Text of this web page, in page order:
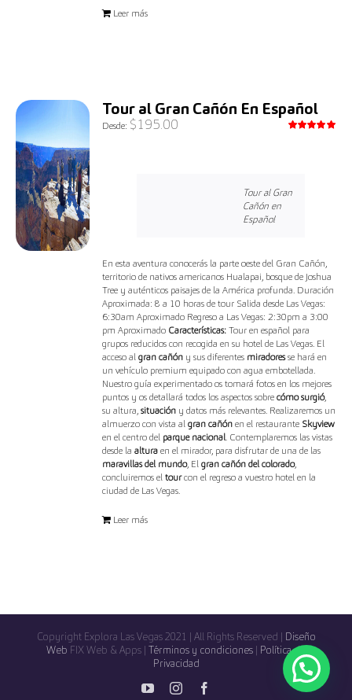
Leer más
Tour al Gran Cañón En Español
Desde: $195.00
Tour al Gran
Cañón en
Español
En esta aventura conocerás la parte oeste del Gran Cañón,
territorio de nativos americanos Hualapai, bosque de Joshua
Tree y auténticos paisajes de la América profunda. Duración
Aproximada: 8 a 10 horas de tour Salida desde Las Vegas:
6:30am Aproximado Regreso a Las Vegas: 2:30pm a 3:00
pm Aproximado Características: Tour en español para
grupos reducidos con recogida en su hotel de Las Vegas. El
acceso algran cañón y sus diferentes miradoresse hará en
un vehículo premium equipado con agua embotellada.
Nuestro guía experimentado os tomará fotos en los mejores
puntos y os detallará todos los aspectos sobrecómo surgió,
su altura,situación y datos más relevantes. Realizaremos un
almuerzo con vista algran cañón en el restaurante Skyview
en el centro del parque nacional. Contemplaremos las vistas
desde laaltura en el mirador, para disfrutar de una de las
maravillas del mundo, Elgran cañón del colorado,
concluiremos eltourcon el regreso a vuestro hotel en la
ciudad de Las Vegas.
Leer más
Copyright Explora Las Vegas 2021 | All Rights Reserved | Diseño
Web FIX Web & Apps | Términos y condiciones | Política de
Privacidad
YouTubeInstagram